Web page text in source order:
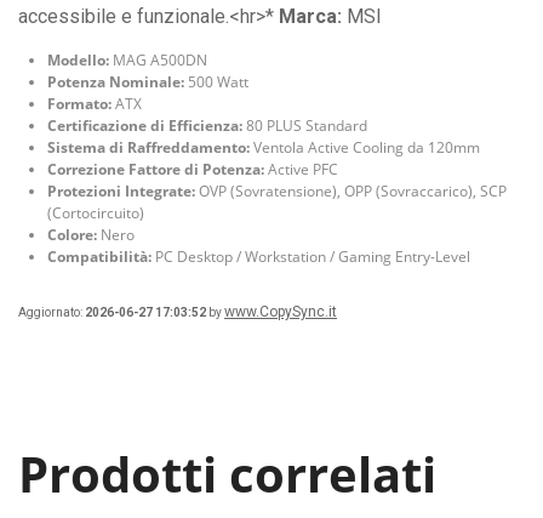
accessibile e funzionale.<hr>* Marca: MSI
Modello: MAG A500DN
Potenza Nominale: 500 Watt
Formato:ATX
Certificazione di Efficienza:80 PLUS Standard
Sistema di Raffreddamento:Ventola Active Cooling da 120mm
Correzione Fattore di Potenza:Active PFC
Protezioni Integrate:OVP (Sovratensione), OPP (Sovraccarico), SCP
(Cortocircuito)
Colore: Nero
Compatibilità: PC Desktop / Workstation / Gaming Entry-Level
Aggiornato: 2026-06-27 17:03:52 bywww.CopySync.it
Prodotti correlati